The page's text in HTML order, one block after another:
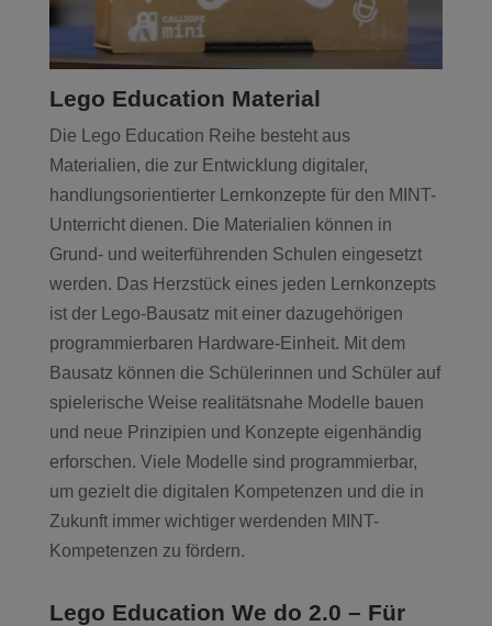
Lego Education Material
Die Lego Education Reihe besteht aus
Materialien, die zur Entwicklung digitaler,
handlungsorientierter Lernkonzepte für den MINT-
Unterricht dienen. Die Materialien können in
Grund- und weiterführenden Schulen eingesetzt
werden. Das Herzstück eines jeden Lernkonzepts
ist der Lego-Bausatz mit einer dazugehörigen
programmierbaren Hardware-Einheit. Mit dem
Bausatz können die Schülerinnen und Schüler auf
spielerische Weise realitätsnahe Modelle bauen
und neue Prinzipien und Konzepte eigenhändig
erforschen. Viele Modelle sind programmierbar,
um gezielt die digitalen Kompetenzen und die in
Zukunft immer wichtiger werdenden MINT-
Kompetenzen zu fördern.
Lego Education We do 2.0 – Für